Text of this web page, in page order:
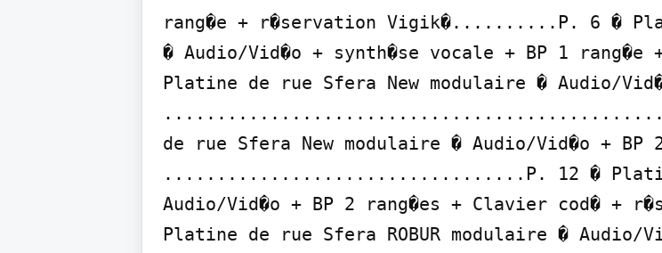
rang�e + r�servation Vigik�..........P. 6 �
� Audio/Vid�o + synth�se vocale + BP 1
Platine de rue Sfera New modulaire � Audio/
de rue Sfera New modulaire � Audio/Vid�o +
..................................P. 12 � Platine
Audio/Vid�o + BP 2 rang�es + Clavier cod�
Platine de rue Sfera ROBUR modulaire � Audio/